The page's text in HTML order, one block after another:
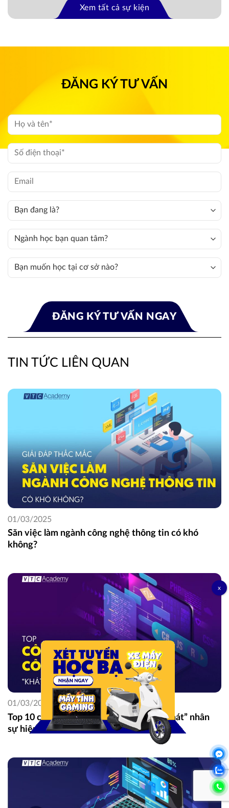
Xem tất cả sự kiện
ĐĂNG KÝ TƯ VẤN
TIN TỨC LIÊN QUAN
Săn việc làm ngành công nghệ thông tin có khó
không?
01/03/2025
Top 10 công việc công nghệ thông tin “khát” nhân
sự hiện nay
01/03/2025